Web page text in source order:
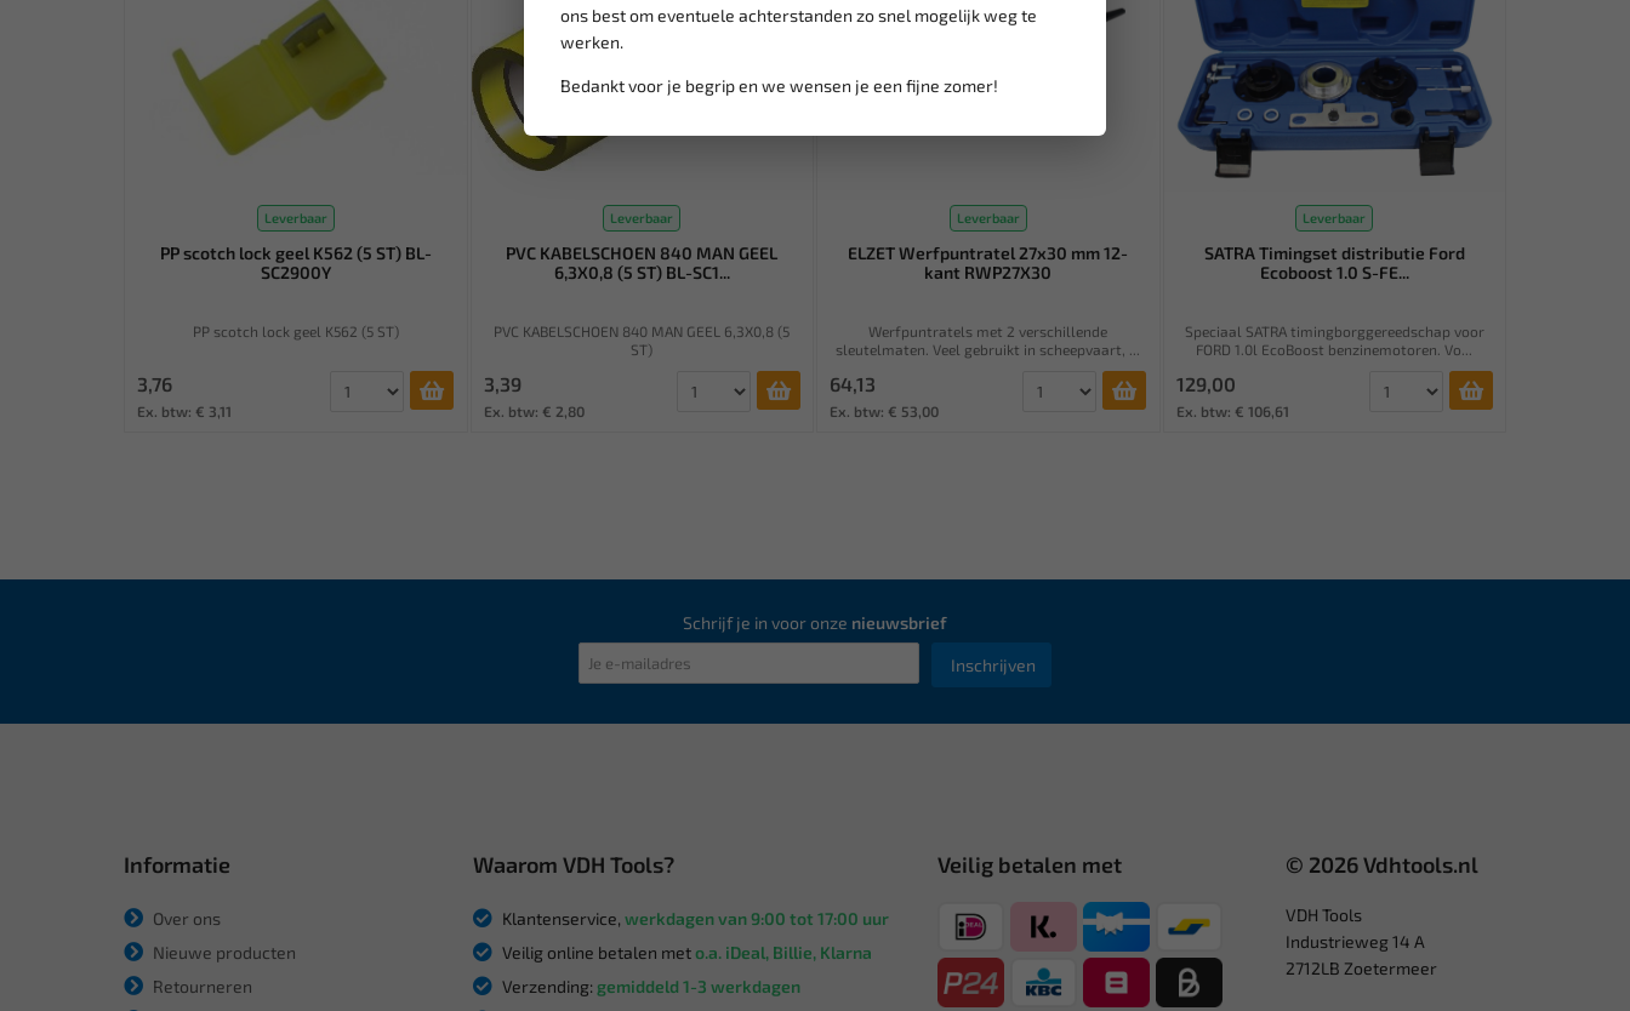
ons best om eventuele achterstanden zo snel mogelijk weg te
werken.
Bedankt voor je begrip en we wensen je een fijne zomer!
Leverbaar
PP scotch lock geel K562 (5 ST) BL-
SC2900Y
PP scotch lock geel K562 (5 ST)
3,76
Ex. btw: € 3,11
Leverbaar
PVC KABELSCHOEN 840 MAN GEEL
6,3X0,8 (5 ST) BL-SC1...
PVC KABELSCHOEN 840 MAN GEEL 6,3X0,8 (5
ST)
3,39
Ex. btw: € 2,80
Leverbaar
ELZET Werfpuntratel 27x30 mm 12-
kant RWP27X30
Werfpuntratels met 2 verschillende
sleutelmaten. Veel gebruikt in scheepvaart, ...
64,13
Ex. btw: € 53,00
Leverbaar
SATRA Timingset distributie Ford
Ecoboost 1.0 S-FE...
Speciaal SATRA timingborggereedschap voor
FORD 1.0l EcoBoost benzinemotoren. Vo...
129,00
Ex. btw: € 106,61
Schrijf je in voor onze nieuwsbrief
Inschrijven
Informatie
Over ons
Nieuwe producten
Retourneren
Waarom VDH Tools?
Klantenservice, werkdagen van 9:00 tot 17:00 uur
Veilig online betalen meto.a. iDeal, Billie, Klarna
Verzending: gemiddeld 1-3 werkdagen
Veilig betalen met © 2026 Vdhtools.nl
VDH Tools
Industrieweg 14 A
2712LB Zoetermeer